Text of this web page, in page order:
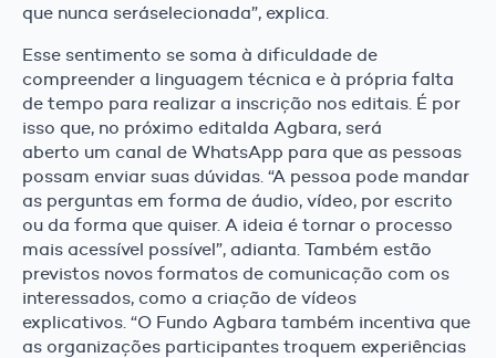
que nunca seráselecionada”, explica.
Esse sentimento se soma à dificuldade de
compreender a linguagem técnica e à própria falta
de tempo para realizar a inscrição nos editais. É por
isso que, no próximo editalda Agbara, será
aberto um canal de WhatsApp para que as pessoas
possam enviar suas dúvidas. “A pessoa pode mandar
as perguntas em forma de áudio, vídeo, por escrito
ou da forma que quiser. A ideia é tornar o processo
mais acessível possível”, adianta. Também estão
previstos novos formatos de comunicação com os
interessados, como a criação de vídeos
explicativos. “O Fundo Agbara também incentiva que
as organizações participantes troquem experiências